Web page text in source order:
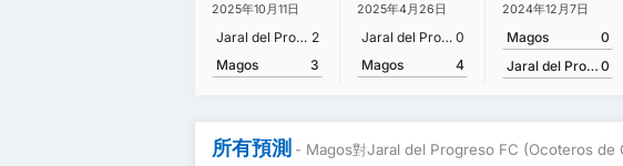
2025年10月11日
Jaral del Progreso FC (Ocoteros de Cuerámaro) 2
Magos
3
2025年4月26日
Jaral del Progreso FC (Ocoteros de Cuerámaro) 0
Magos
4
2024年12月7日
Magos
0
Jaral del Progreso FC (Ocoteros de Cuerámaro) 0
所有預測 - Magos對Jaral del Progreso FC (Ocoteros de